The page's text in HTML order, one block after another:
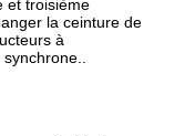
et troisième
la ceinture de
à